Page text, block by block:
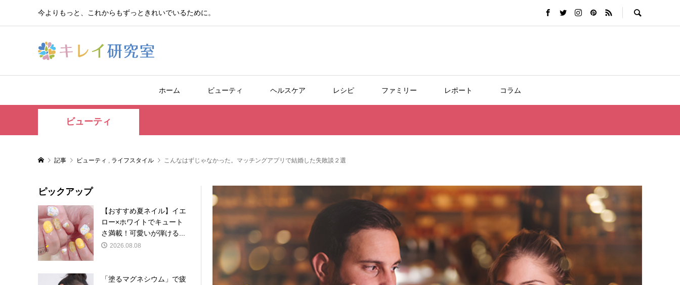
今よりもっと、これからもずっときれいでいるために。
ホーム ビューティ ヘルスケア レシピ ファミリー レポート コラム
ビューティ
記事 ビューティ ライフスタイル こんなはずじゃなかった。マッチングアプリで結婚した失敗談２選
ピックアップ
【おすすめ夏ネイル】イエ
ロー×ホワイトでキュート
さ満載！可愛いが弾ける...
2026.08.08
「塗るマグネシウム」で疲